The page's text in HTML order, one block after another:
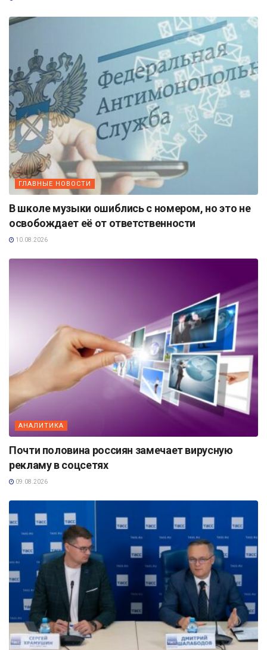
ГЛАВНЫЕ НОВОСТИ
В школе музыки ошиблись с номером, но это не
освобождает её от ответственности
10.08.2026
АНАЛИТИКА
Почти половина россиян замечает вирусную
рекламу в соцсетях
09.08.2026